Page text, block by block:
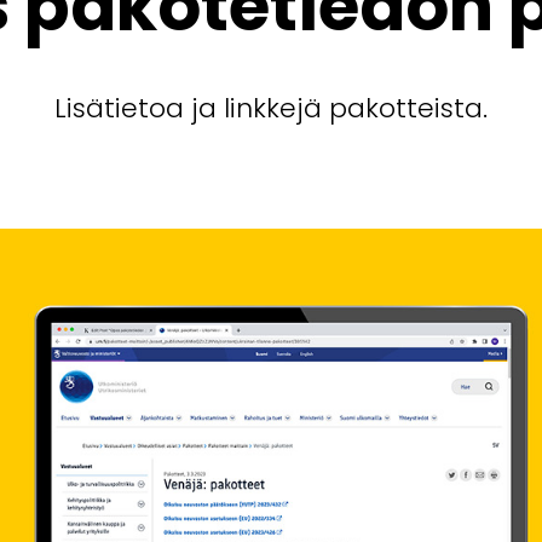
Lisätietoa ja linkkejä pakotteista.